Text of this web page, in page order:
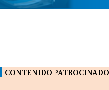
CONTENIDO PATROCINADO